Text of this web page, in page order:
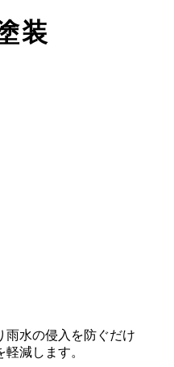
装
雨水の侵入を防ぐだけ
減します。